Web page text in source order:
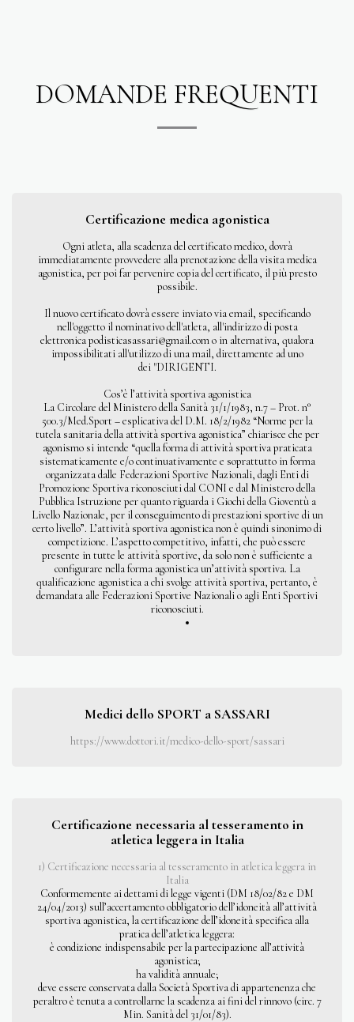
DOMANDE FREQUENTI
Certificazione medica agonistica
Ogni atleta, alla scadenza del certificato medico, dovrà
immediatamente provvedere alla prenotazione della visita medica
agonistica, per poi far pervenire copia del certificato, il più presto
possibile.
Il nuovo certificato dovrà essere inviato via email, specificando
nell'oggetto il nominativo dell'atleta, all'indirizzo di posta
elettronica podisticasassari@gmail.com o in alternativa, qualora
impossibilitati all'utilizzo di una mail, direttamente ad uno
dei "DIRIGENTI.
Cos’è l’attività sportiva agonistica
La Circolare del Ministero della Sanità 31/1/1983, n.7 – Prot. n°
500.3/Med.Sport – esplicativa del D.M. 18/2/1982 “Norme per la
tutela sanitaria della attività sportiva agonistica” chiarisce che per
agonismo si intende “quella forma di attività sportiva praticata
sistematicamente e/o continuativamente e soprattutto in forma
organizzata dalle Federazioni Sportive Nazionali, dagli Enti di
Promozione Sportiva riconosciuti dal CONI e dal Ministero della
Pubblica Istruzione per quanto riguarda i Giochi della Gioventù a
Livello Nazionale, per il conseguimento di prestazioni sportive di un
certo livello”. L’attività sportiva agonistica non è quindi sinonimo di
competizione. L’aspetto competitivo, infatti, che può essere
presente in tutte le attività sportive, da solo non è sufficiente a
configurare nella forma agonistica un’attività sportiva. La
qualificazione agonistica a chi svolge attività sportiva, pertanto, è
demandata alle Federazioni Sportive Nazionali o agli Enti Sportivi
riconosciuti.
Medici dello SPORT a SASSARI
https://www.dottori.it/medico-dello-sport/sassari
Certificazione necessaria al tesseramento in
atletica leggera in Italia
1) Certificazione necessaria al tesseramento in atletica leggera in
Italia
Conformemente ai dettami di legge vigenti (DM 18/02/82 e DM
24/04/2013) sull’accertamento obbligatorio dell’idoneità all’attività
sportiva agonistica, la certificazione dell’idoneità specifica alla
pratica dell’atletica leggera:
è condizione indispensabile per la partecipazione all’attività
agonistica;
ha validità annuale;
deve essere conservata dalla Società Sportiva di appartenenza che
peraltro è tenuta a controllarne la scadenza ai fini del rinnovo (circ. 7
Min. Sanità del 31/01/83).